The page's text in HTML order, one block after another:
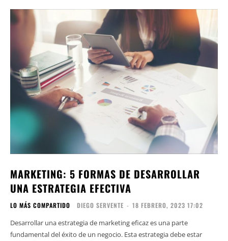
MARKETING: 5 FORMAS DE DESARROLLAR
UNA ESTRATEGIA EFECTIVA
LO MÁS COMPARTIDO DIEGO SERVENTE - 18 FEBRERO, 2023 17:02
Desarrollar una estrategia de marketing eficaz es una parte
fundamental del éxito de un negocio. Esta estrategia debe estar